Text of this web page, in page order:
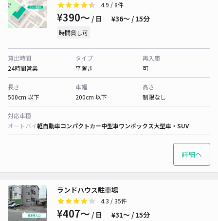
4.9 / 8件
¥390〜 / 日 ¥36〜 / 15分
時間貸し可
貸出時間
24時間営業
タイプ
平置き
再入庫
可
長さ
500cm 以下
車幅
200cm 以下
高さ
制限なし
対応車種
オートバイ軽自動車コンパクトカー中型車ワンボックス大型車・SUV
詳細へ
ランドハウス駐車場
4.3 / 35件
¥407〜 / 日 ¥31〜 / 15分